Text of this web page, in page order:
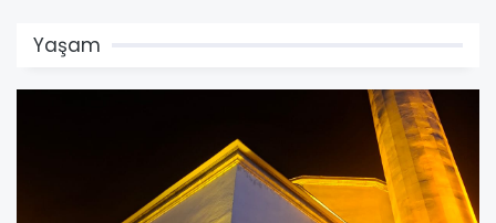
Yaşam